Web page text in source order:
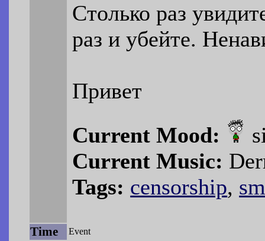
Столько раз
раз и убейте.
Привет
Current Mood:
Current Music:
Tags: censorship,
Time
Event